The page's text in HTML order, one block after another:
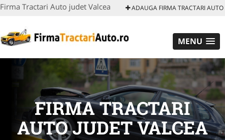
Firma Tractari Auto judet Valcea ADAUGA FIRMA TRACTARI AUTO
MENU
FIRMA TRACTARI
AUTO JUDET VALCEA